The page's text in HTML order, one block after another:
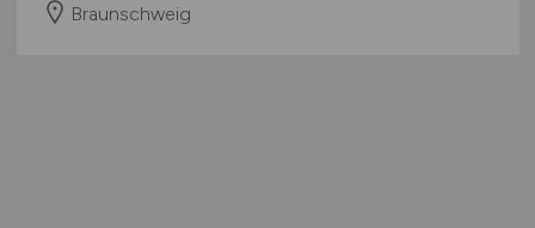
Braunschweig